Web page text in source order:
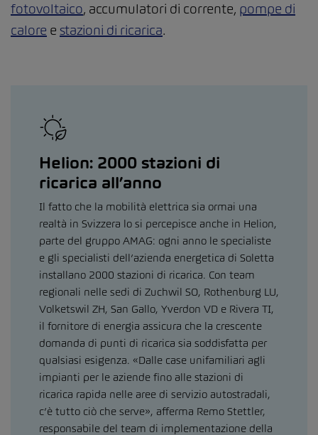
fotovoltaico, accumulatori di corrente, pompe di
calore e stazioni di ricarica.
Helion: 2000 stazioni di
ricarica all’anno
Il fatto che la mobilità elettrica sia ormai una
realtà in Svizzera lo si percepisce anche in Helion,
parte del gruppo AMAG: ogni anno le specialiste
e gli specialisti dell’azienda energetica di Soletta
installano 2000 stazioni di ricarica. Con team
regionali nelle sedi di Zuchwil SO, Rothenburg LU,
Volketswil ZH, San Gallo, Yverdon VD e Rivera TI,
il fornitore di energia assicura che la crescente
domanda di punti di ricarica sia soddisfatta per
qualsiasi esigenza. «Dalle case unifamiliari agli
impianti per le aziende fino alle stazioni di
ricarica rapida nelle aree di servizio autostradali,
c’è tutto ciò che serve», afferma Remo Stettler,
responsabile del team di implementazione della